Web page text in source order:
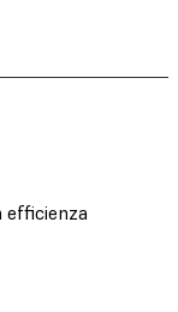
efficienza